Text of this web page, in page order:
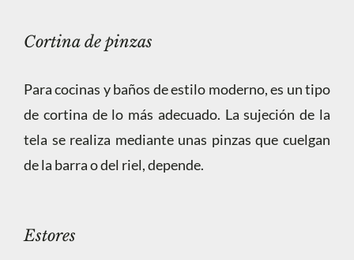
Cortina de pinzas
Para cocinas y baños de estilo moderno, es un tipo
de cortina de lo más adecuado. La sujeción de la
tela se realiza mediante unas pinzas que cuelgan
de la barra o del riel, depende.
Estores